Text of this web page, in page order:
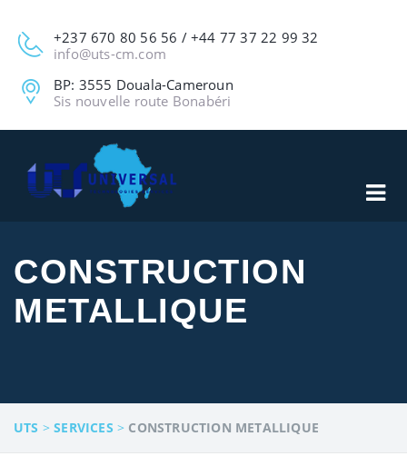
+237 670 80 56 56 / +44 77 37 22 99 32
info@uts-cm.com
BP: 3555 Douala-Cameroun
Sis nouvelle route Bonabéri
CONSTRUCTION
METALLIQUE
UTS >SERVICES > CONSTRUCTION METALLIQUE